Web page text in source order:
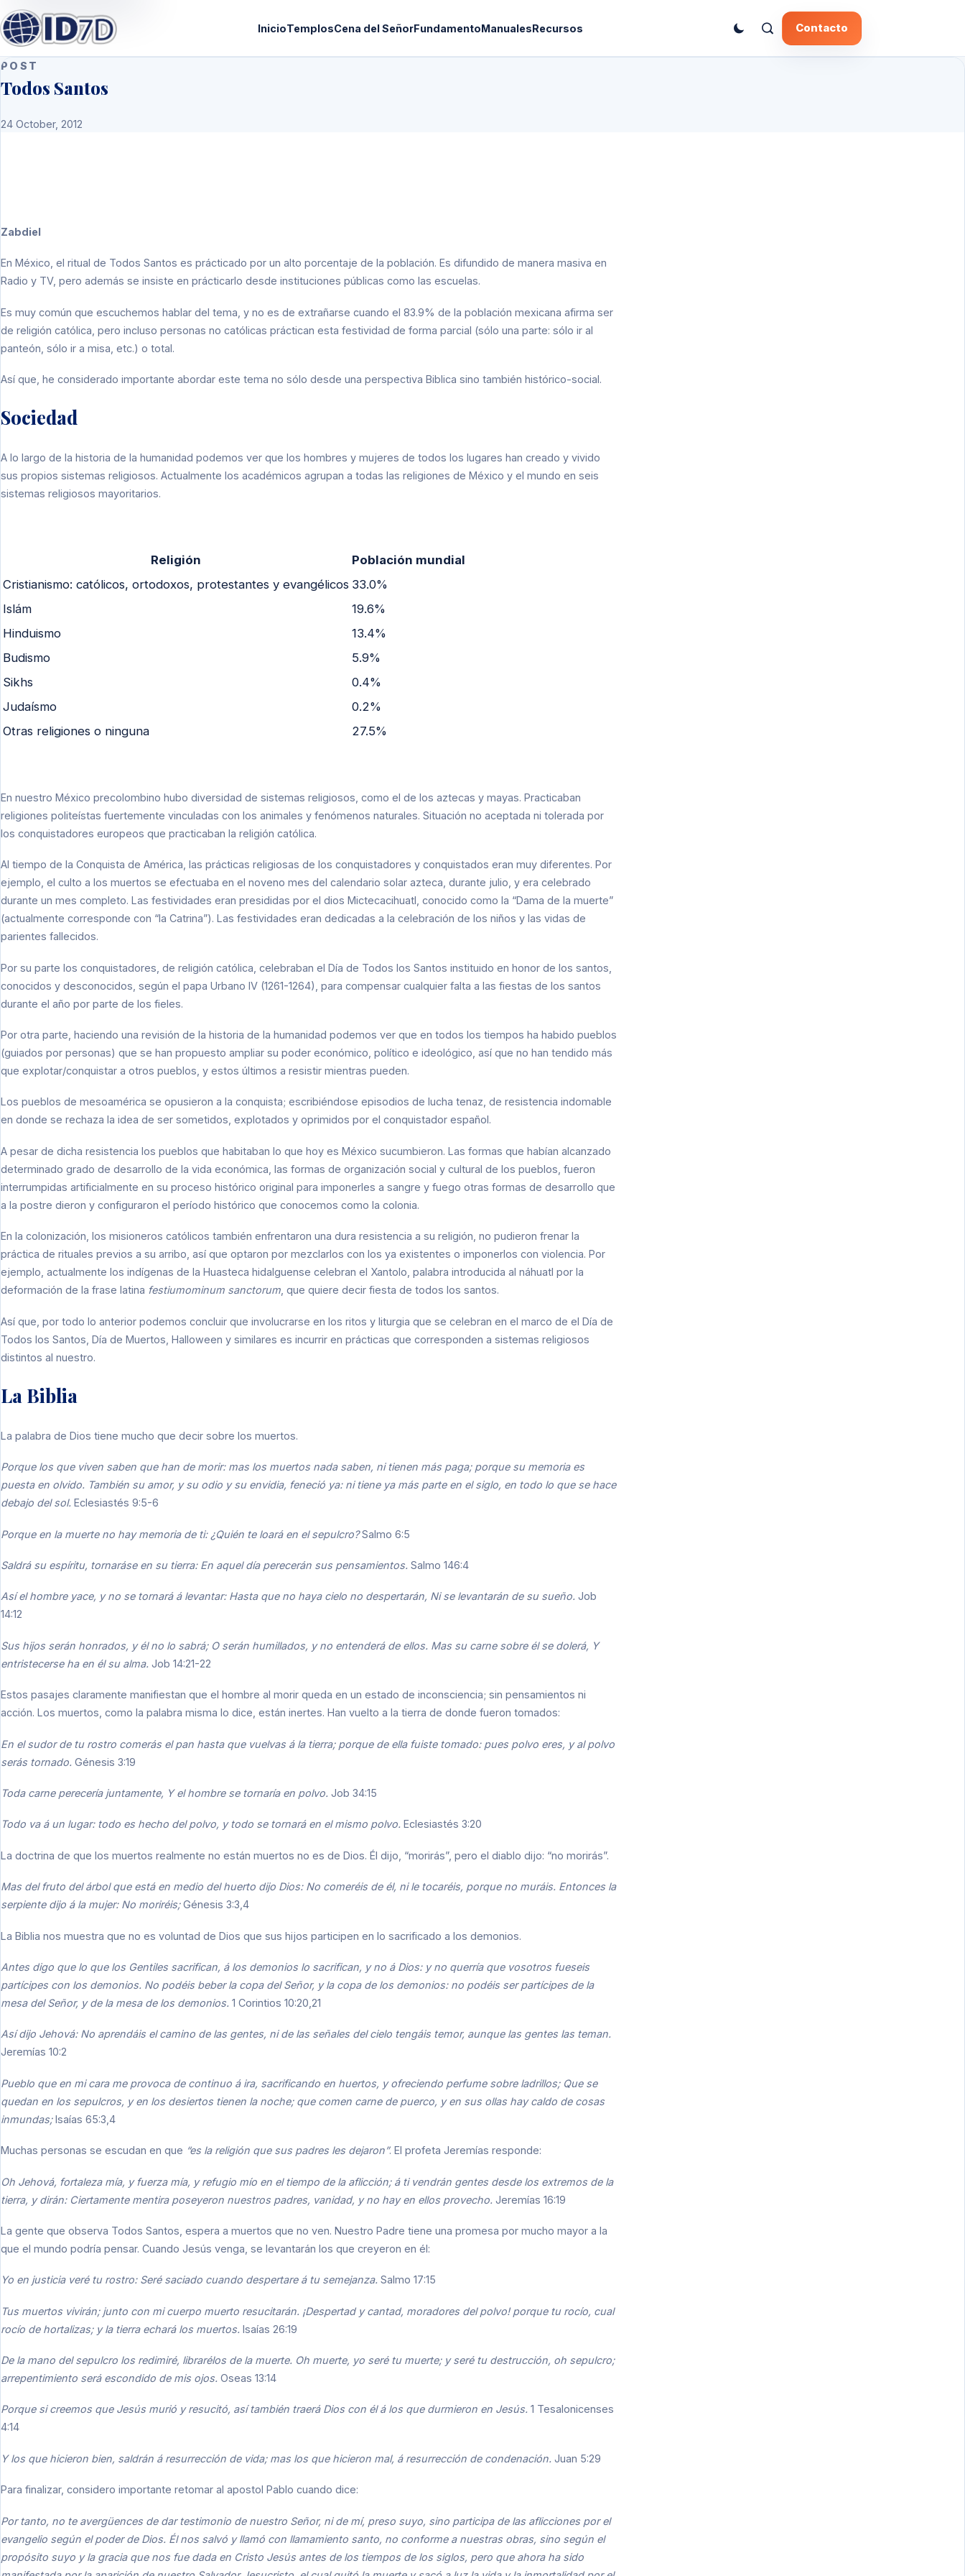
InicioTemplosCena del SeñorFundamentoManualesRecursos Contacto
POST
Todos Santos
24 October, 2012
Zabdiel
En México, el ritual de Todos Santos es prácticado por un alto porcentaje de la población. Es difundido de manera masiva en
Radio y TV, pero además se insiste en prácticarlo desde instituciones públicas como las escuelas.
Es muy común que escuchemos hablar del tema, y no es de extrañarse cuando el 83.9% de la población mexicana afirma ser
de religión católica, pero incluso personas no católicas práctican esta festividad de forma parcial (sólo una parte: sólo ir al
panteón, sólo ir a misa, etc.) o total.
Así que, he considerado importante abordar este tema no sólo desde una perspectiva Biblica sino también histórico-social.
Sociedad
A lo largo de la historia de la humanidad podemos ver que los hombres y mujeres de todos los lugares han creado y vivido
sus propios sistemas religiosos. Actualmente los académicos agrupan a todas las religiones de México y el mundo en seis
sistemas religiosos mayoritarios.
Religión
Población mundial
Cristianismo: católicos, ortodoxos, protestantes y evangélicos 33.0%
Islám
19.6%
Hinduismo
13.4%
Budismo
5.9%
Sikhs
0.4%
Judaísmo
0.2%
Otras religiones o ninguna
27.5%
En nuestro México precolombino hubo diversidad de sistemas religiosos, como el de los aztecas y mayas. Practicaban
religiones politeístas fuertemente vinculadas con los animales y fenómenos naturales. Situación no aceptada ni tolerada por
los conquistadores europeos que practicaban la religión católica.
Al tiempo de la Conquista de América, las prácticas religiosas de los conquistadores y conquistados eran muy diferentes. Por
ejemplo, el culto a los muertos se efectuaba en el noveno mes del calendario solar azteca, durante julio, y era celebrado
durante un mes completo. Las festividades eran presididas por el dios Mictecacihuatl, conocido como la “Dama de la muerte”
(actualmente corresponde con “la Catrina”). Las festividades eran dedicadas a la celebración de los niños y las vidas de
parientes fallecidos.
Por su parte los conquistadores, de religión católica, celebraban el Día de Todos los Santos instituido en honor de los santos,
conocidos y desconocidos, según el papa Urbano IV (1261-1264), para compensar cualquier falta a las fiestas de los santos
durante el año por parte de los fieles.
Por otra parte, haciendo una revisión de la historia de la humanidad podemos ver que en todos los tiempos ha habido pueblos
(guiados por personas) que se han propuesto ampliar su poder económico, político e ideológico, así que no han tendido más
que explotar/conquistar a otros pueblos, y estos últimos a resistir mientras pueden.
Los pueblos de mesoamérica se opusieron a la conquista; escribiéndose episodios de lucha tenaz, de resistencia indomable
en donde se rechaza la idea de ser sometidos, explotados y oprimidos por el conquistador español.
A pesar de dicha resistencia los pueblos que habitaban lo que hoy es México sucumbieron. Las formas que habían alcanzado
determinado grado de desarrollo de la vida económica, las formas de organización social y cultural de los pueblos, fueron
interrumpidas artificialmente en su proceso histórico original para imponerles a sangre y fuego otras formas de desarrollo que
a la postre dieron y configuraron el período histórico que conocemos como la colonia.
En la colonización, los misioneros católicos también enfrentaron una dura resistencia a su religión, no pudieron frenar la
práctica de rituales previos a su arribo, así que optaron por mezclarlos con los ya existentes o imponerlos con violencia. Por
ejemplo, actualmente los indígenas de la Huasteca hidalguense celebran el Xantolo, palabra introducida al náhuatl por la
deformación de la frase latina festiumominum sanctorum , que quiere decir fiesta de todos los santos.
Así que, por todo lo anterior podemos concluir que involucrarse en los ritos y liturgia que se celebran en el marco de el Día de
Todos los Santos, Día de Muertos, Halloween y similares es incurrir en prácticas que corresponden a sistemas religiosos
distintos al nuestro.
La Biblia
La palabra de Dios tiene mucho que decir sobre los muertos.
Porque los que viven saben que han de morir: mas los muertos nada saben, ni tienen más paga; porque su memoria es
puesta en olvido. También su amor, y su odio y su envidia, feneció ya: ni tiene ya más parte en el siglo, en todo lo que se hace
debajo del sol. Eclesiastés 9:5-6
Porque en la muerte no hay memoria de ti: ¿Quién te loará en el sepulcro?Salmo 6:5
Saldrá su espíritu, tornaráse en su tierra: En aquel día perecerán sus pensamientos. Salmo 146:4
Así el hombre yace, y no se tornará á levantar: Hasta que no haya cielo no despertarán, Ni se levantarán de su sueño. Job
14:12
Sus hijos serán honrados, y él no lo sabrá; O serán humillados, y no entenderá de ellos. Mas su carne sobre él se dolerá, Y
entristecerse ha en él su alma. Job 14:21-22
Estos pasajes claramente manifiestan que el hombre al morir queda en un estado de inconsciencia; sin pensamientos ni
acción. Los muertos, como la palabra misma lo dice, están inertes. Han vuelto a la tierra de donde fueron tomados:
En el sudor de tu rostro comerás el pan hasta que vuelvas á la tierra; porque de ella fuiste tomado: pues polvo eres, y al polvo
serás tornado. Génesis 3:19
Toda carne perecería juntamente, Y el hombre se tornaría en polvo. Job 34:15
Todo va á un lugar: todo es hecho del polvo, y todo se tornará en el mismo polvo. Eclesiastés 3:20
La doctrina de que los muertos realmente no están muertos no es de Dios. Él dijo, “morirás”, pero el diablo dijo: “no morirás”.
Mas del fruto del árbol que está en medio del huerto dijo Dios: No comeréis de él, ni le tocaréis, porque no muráis. Entonces la
serpiente dijo á la mujer: No moriréis;Génesis 3:3,4
La Biblia nos muestra que no es voluntad de Dios que sus hijos participen en lo sacrificado a los demonios.
Antes digo que lo que los Gentiles sacrifican, á los demonios lo sacrifican, y no á Dios: y no querría que vosotros fueseis
partícipes con los demonios. No podéis beber la copa del Señor, y la copa de los demonios: no podéis ser partícipes de la
mesa del Señor, y de la mesa de los demonios. 1 Corintios 10:20,21
Así dijo Jehová: No aprendáis el camino de las gentes, ni de las señales del cielo tengáis temor, aunque las gentes las teman.
Jeremías 10:2
Pueblo que en mi cara me provoca de continuo á ira, sacrificando en huertos, y ofreciendo perfume sobre ladrillos; Que se
quedan en los sepulcros, y en los desiertos tienen la noche; que comen carne de puerco, y en sus ollas hay caldo de cosas
inmundas;Isaías 65:3,4
Muchas personas se escudan en que “es la religión que sus padres les dejaron”. El profeta Jeremías responde:
Oh Jehová, fortaleza mía, y fuerza mía, y refugio mío en el tiempo de la aflicción; á ti vendrán gentes desde los extremos de la
tierra, y dirán: Ciertamente mentira poseyeron nuestros padres, vanidad, y no hay en ellos provecho. Jeremías 16:19
La gente que observa Todos Santos, espera a muertos que no ven. Nuestro Padre tiene una promesa por mucho mayor a la
que el mundo podría pensar. Cuando Jesús venga, se levantarán los que creyeron en él:
Yo en justicia veré tu rostro: Seré saciado cuando despertare á tu semejanza. Salmo 17:15
Tus muertos vivirán; junto con mi cuerpo muerto resucitarán. ¡Despertad y cantad, moradores del polvo! porque tu rocío, cual
rocío de hortalizas; y la tierra echará los muertos. Isaías 26:19
De la mano del sepulcro los redimiré, librarélos de la muerte. Oh muerte, yo seré tu muerte; y seré tu destrucción, oh sepulcro;
arrepentimiento será escondido de mis ojos. Oseas 13:14
Porque si creemos que Jesús murió y resucitó, así también traerá Dios con él á los que durmieron en Jesús. 1 Tesalonicenses
4:14
Y los que hicieron bien, saldrán á resurrección de vida; mas los que hicieron mal, á resurrección de condenación. Juan 5:29
Para finalizar, considero importante retomar al apostol Pablo cuando dice:
Por tanto, no te avergüences de dar testimonio de nuestro Señor, ni de mí, preso suyo, sino participa de las aflicciones por el
evangelio según el poder de Dios. Él nos salvó y llamó con llamamiento santo, no conforme a nuestras obras, sino según el
propósito suyo y la gracia que nos fue dada en Cristo Jesús antes de los tiempos de los siglos, pero que ahora ha sido